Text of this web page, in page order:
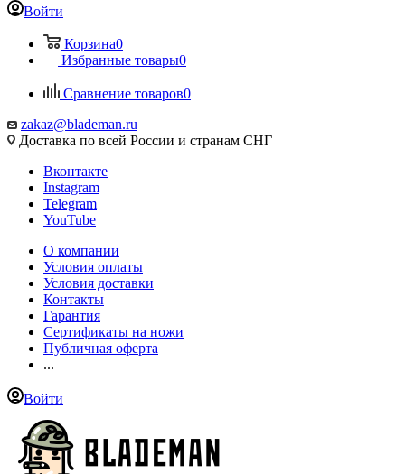
Войти
Корзина0
Избранные товары0
Сравнение товаров0
zakaz@blademan.ru
Доставка по всей России и странам СНГ
Вконтакте
Instagram
Telegram
YouTube
О компании
Условия оплаты
Условия доставки
Контакты
Гарантия
Сертификаты на ножи
Публичная оферта
...
Войти